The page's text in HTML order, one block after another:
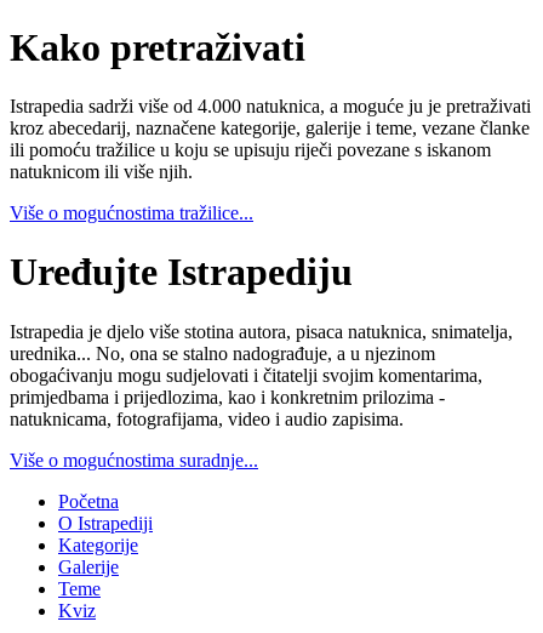
Kako pretraživati
Istrapedia sadrži više od 4.000 natuknica, a moguće ju je pretraživati
kroz abecedarij, naznačene kategorije, galerije i teme, vezane članke
ili pomoću tražilice u koju se upisuju riječi povezane s iskanom
natuknicom ili više njih.
Više o mogućnostima tražilice...
Uređujte Istrapediju
Istrapedia je djelo više stotina autora, pisaca natuknica, snimatelja,
urednika... No, ona se stalno nadograđuje, a u njezinom
obogaćivanju mogu sudjelovati i čitatelji svojim komentarima,
primjedbama i prijedlozima, kao i konkretnim prilozima -
natuknicama, fotografijama, video i audio zapisima.
Više o mogućnostima suradnje...
Početna
O Istrapediji
Kategorije
Galerije
Teme
Kviz